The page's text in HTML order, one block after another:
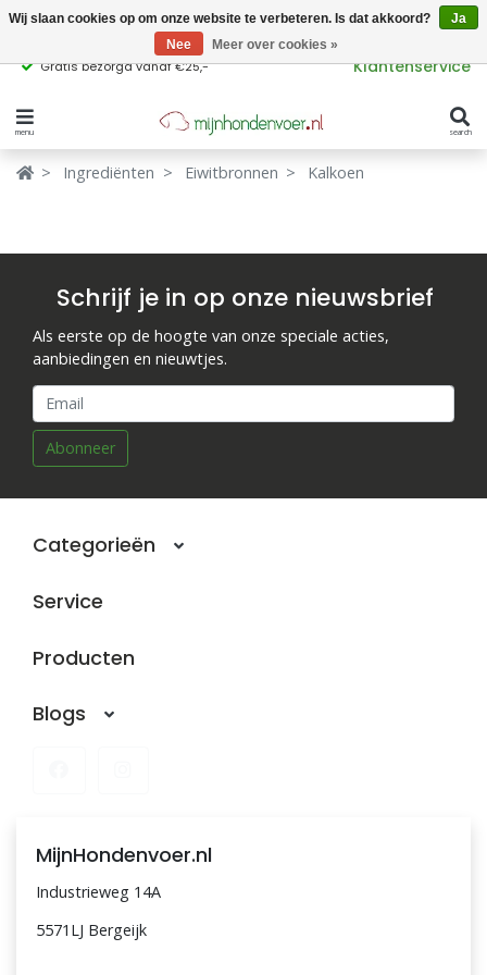
Gratis bezorgd vanaf €25,- Klantenservice
menu search
Verbergen
Hondenvoer
Kattenvoer
Supplementen
Snacks
Verbergen
Populaire
producttags
glutenvrij hondenvoer graanvrij hondenvoer
Ingrediënten Eiwitbronnen Kalkoen
Schrijf je in op onze nieuwsbrief
Als eerste op de hoogte van onze speciale acties,
aanbiedingen en nieuwtjes.
Abonneer
Categorieën
Service
Producten
Blogs
MijnHondenvoer.nl
Industrieweg 14A
5571LJ Bergeijk
Wij slaan cookies op om onze website te verbeteren. Is dat akkoord?
Ja
Nee
Meer over cookies »